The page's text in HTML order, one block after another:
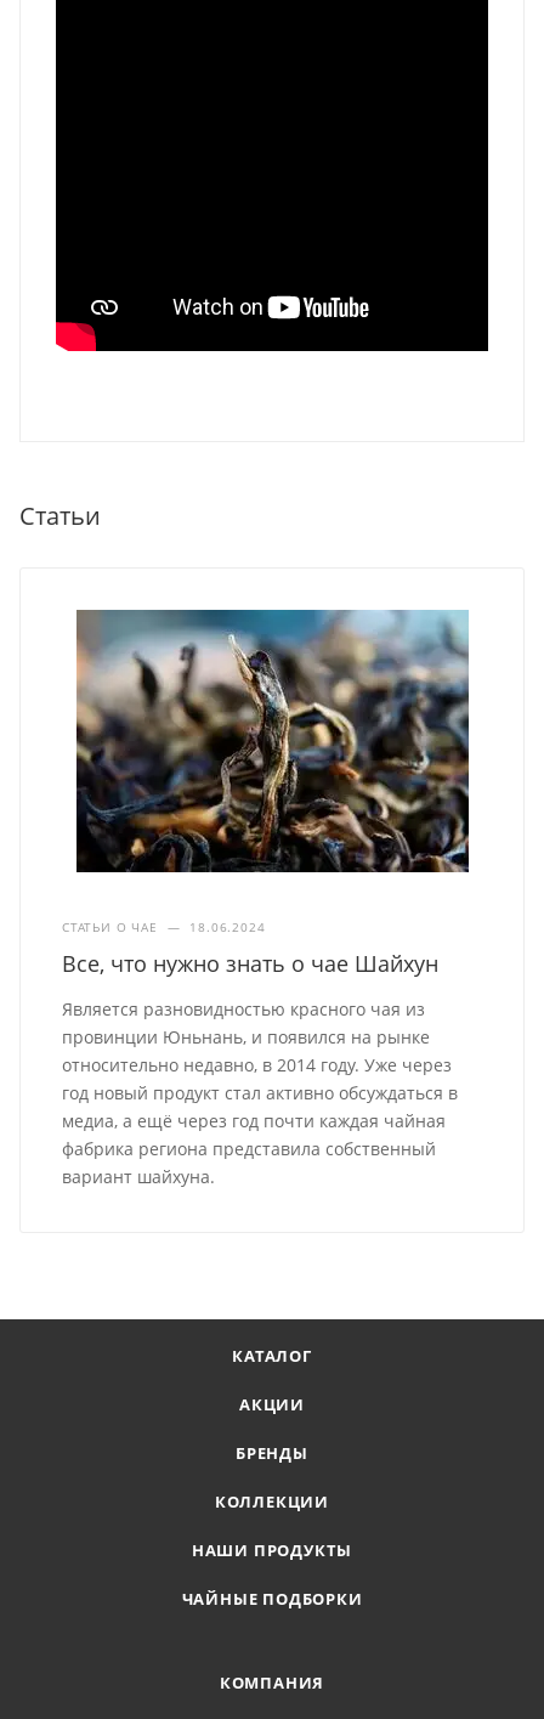
Статьи
СТАТЬИ О ЧАЕ — 18.06.2024
Все, что нужно знать о чае Шайхун
Является разновидностью красного чая из
провинции Юньнань, и появился на рынке
относительно недавно, в 2014 году. Уже через
год новый продукт стал активно обсуждаться в
медиа, а ещё через год почти каждая чайная
фабрика региона представила собственный
вариант шайхуна.
КАТАЛОГ
АКЦИИ
БРЕНДЫ
КОЛЛЕКЦИИ
НАШИ ПРОДУКТЫ
ЧАЙНЫЕ ПОДБОРКИ
КОМПАНИЯ